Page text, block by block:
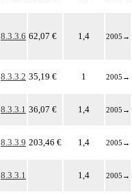
8.3.3.6 62,07 € 1,4 2005 →
8.3.3.2 35,19 € 1 2005 →
8.3.3.1 36,07 € 1,4 2005 →
8.3.3.9 203,46 € 1,4 2005 →
8.3.3.1 1,4 2005 →